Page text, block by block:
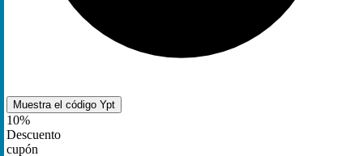
Muestra el código Ypt
10%
Descuento
cupón